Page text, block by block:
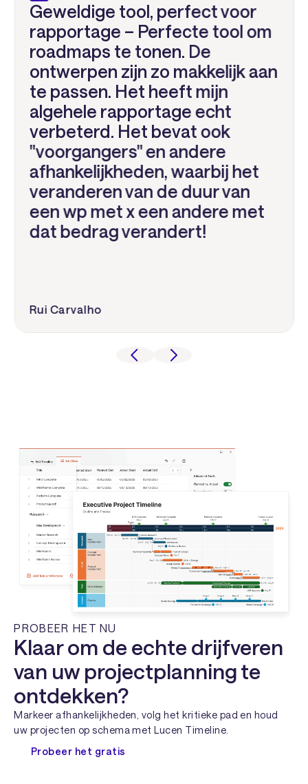
Geweldige tool, perfect voor
rapportage – Perfecte tool om
roadmaps te tonen. De
ontwerpen zijn zo makkelijk aan
te passen. Het heeft mijn
algehele rapportage echt
verbeterd. Het bevat ook
"voorgangers" en andere
afhankelijkheden, waarbij het
veranderen van de duur van
een wp met x een andere met
dat bedrag verandert!
Rui Carvalho
PROBEER HET NU
Klaar om de echte drijfveren
van uw projectplanning te
ontdekken?
Markeer afhankelijkheden, volg het kritieke pad en houd
uw projecten op schema met Lucen Timeline.
Probeer het gratis